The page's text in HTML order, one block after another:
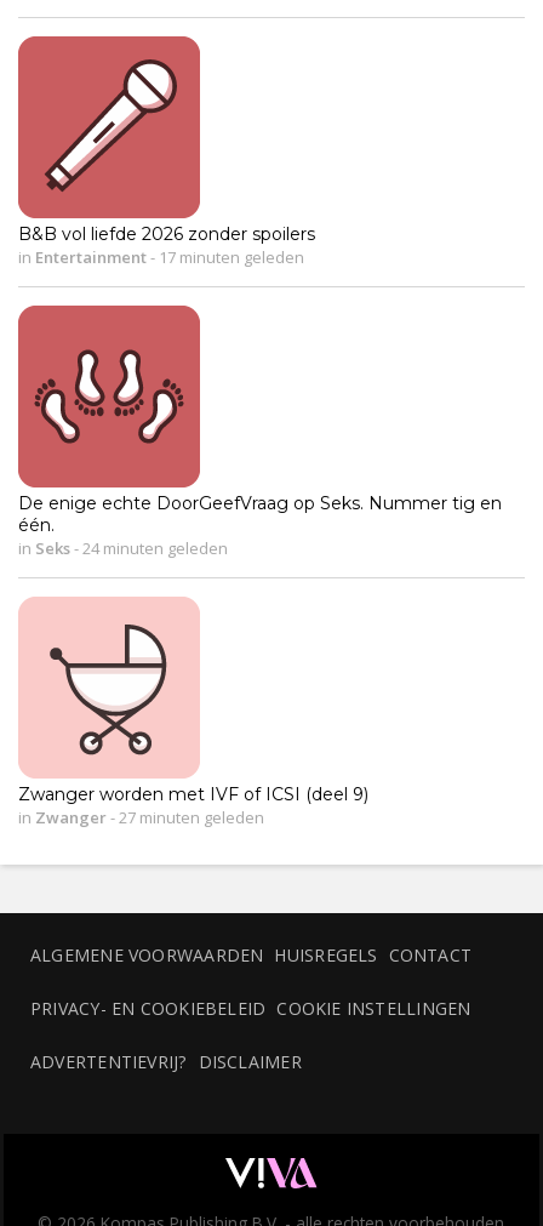
B&B vol liefde 2026 zonder spoilers
in Entertainment- 17 minuten geleden
De enige echte DoorGeefVraag op Seks. Nummer tig en
één.
in Seks- 24 minuten geleden
Zwanger worden met IVF of ICSI (deel 9)
in Zwanger- 27 minuten geleden
ALGEMENE VOORWAARDEN HUISREGELS CONTACT
PRIVACY- EN COOKIEBELEID COOKIE INSTELLINGEN
ADVERTENTIEVRIJ? DISCLAIMER